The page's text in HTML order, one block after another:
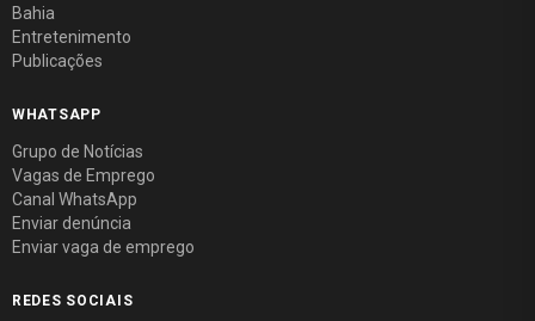
Bahia
Entretenimento
Publicações
WHATSAPP
Grupo de Notícias
Vagas de Emprego
Canal WhatsApp
Enviar denúncia
Enviar vaga de emprego
REDES SOCIAIS